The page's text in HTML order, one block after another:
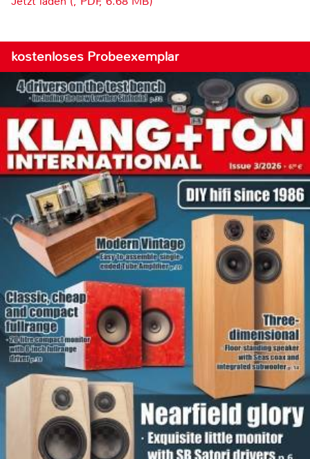
kostenloses Probeexemplar